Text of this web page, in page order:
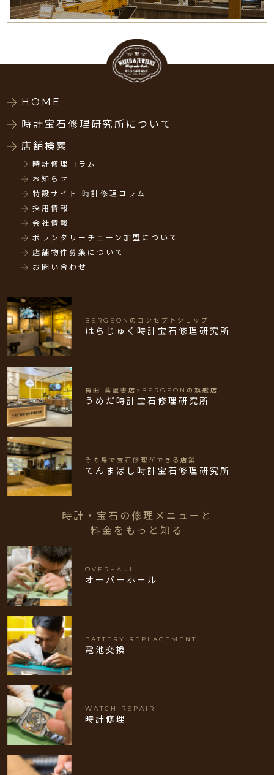
HOME
時計宝石修理研究所について
店舗検索
時計修理コラム
お知らせ
特設サイト 時計修理コラム
採用情報
会社情報
ボランタリーチェーン加盟について
店舗物件募集について
お問い合わせ
BERGEONのコンセプトショップ
はらじゅく時計宝石修理研究所
梅田 蔦屋書店×BERGEONの旗艦店
うめだ時計宝石修理研究所
その場で宝石修理ができる店舗
てんまばし時計宝石修理研究所
時計・宝石の修理メニューと
料金をもっと知る
OVERHAUL
オーバーホール
BATTERY REPLACEMENT
電池交換
WATCH REPAIR
時計修理